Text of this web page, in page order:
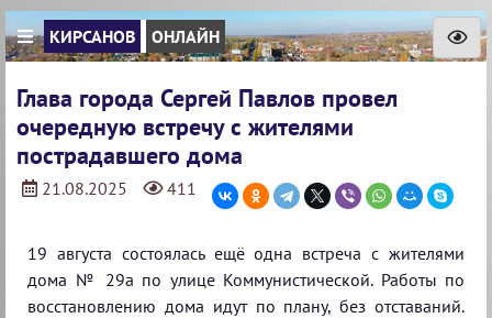
КИРСАНОВ ОНЛАЙН
Глава города Сергей Павлов провел
очередную встречу с жителями
пострадавшего дома
21.08.2025 411
19 августа состоялась ещё одна встреча с жителями
дома № 29а по улице Коммунистической. Работы по
восстановлению дома идут по плану, без отставаний.